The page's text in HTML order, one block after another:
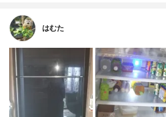
はむた